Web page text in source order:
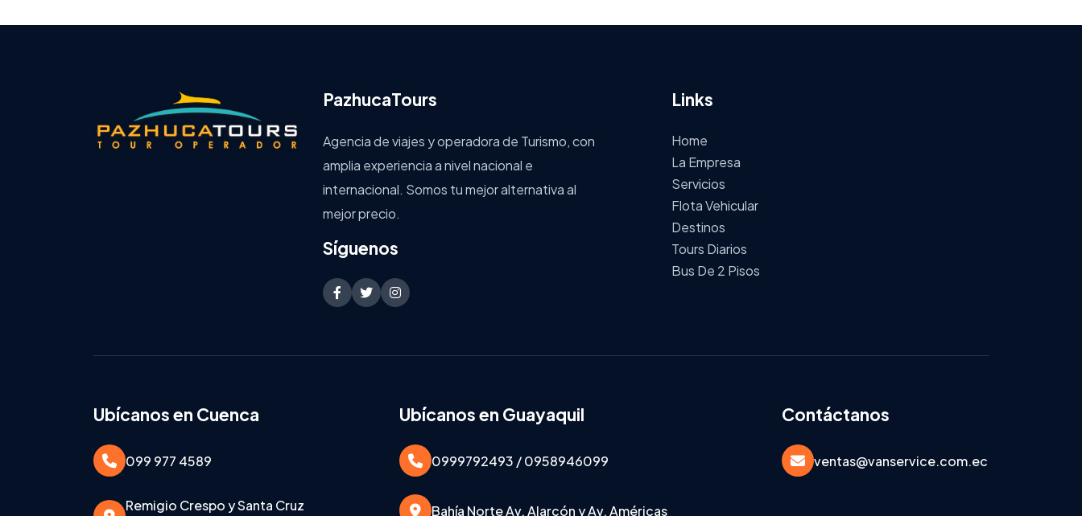
PazhucaTours
Agencia de viajes y operadora de Turismo, con
amplia experiencia a nivel nacional e
internacional. Somos tu mejor alternativa al
mejor precio.
Síguenos
Links
Home
La Empresa
Servicios
Flota Vehicular
Destinos
Tours Diarios
Bus De 2 Pisos
Ubícanos en Cuenca
099 977 4589
Remigio Crespo y Santa Cruz
Ubícanos en Guayaquil
0999792493 / 0958946099
Bahía Norte Av. Alarcón y Av. Américas
Contáctanos
ventas@vanservice.com.ec